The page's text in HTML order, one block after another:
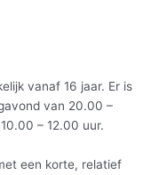
vanaf 16 jaar. Er is
van 20.00 –
– 12.00 uur.
een korte, relatief